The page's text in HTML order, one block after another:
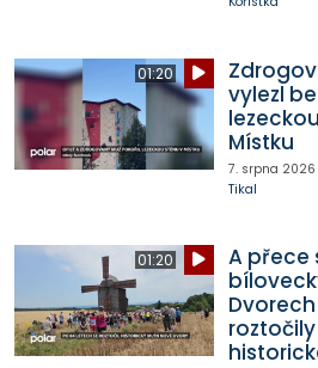
01:20
vylezl
Místku
7. srpna 2026
Tikal
01:20
A přece